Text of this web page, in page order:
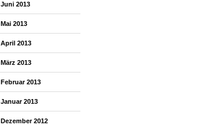
Juni 2013
Mai 2013
April 2013
März 2013
Februar 2013
Januar 2013
Dezember 2012